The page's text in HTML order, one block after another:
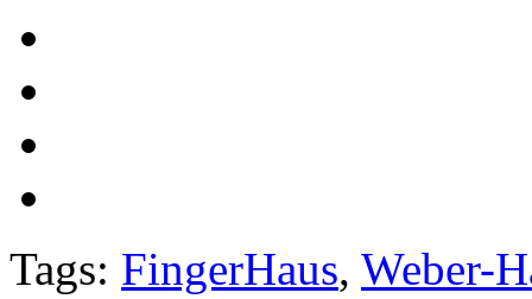
Tags: FingerHaus, Weber-